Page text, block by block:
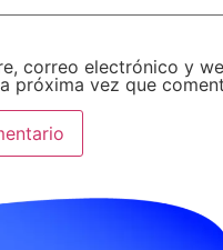
correo electrónico y
próxima vez que